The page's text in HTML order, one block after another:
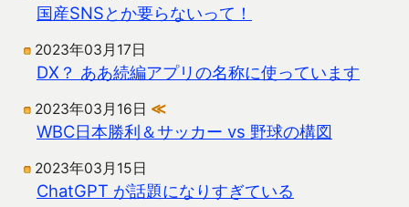
国産SNSとか要らないって！
2023年03月17日
DX？ ああ続編アプリの名称に使っています
2023年03月16日 ≪
WBC日本勝利＆サッカー vs 野球の構図
2023年03月15日
ChatGPT が話題になりすぎている